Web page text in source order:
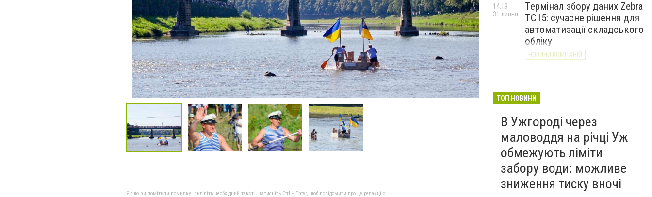
Якщо ви помітили помилку, виділіть необхідний текст і натисніть Ctrl + Enter, щоб повідомити про це редакцію
Термінал збору даних Zebra
TC15: сучасне рішення для
автоматизації складського
обліку
НОВИНИ КОМПАНІЙ
14:19
31 липня
ТОП НОВИНИ
В Ужгороді через
маловоддя на річці Уж
обмежують ліміти
забору води: можливе
зниження тиску вночі